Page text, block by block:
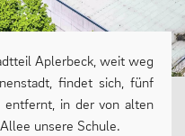
Aplerbeck, weit weg
findet sich, fünf
in der von alten
unsere Schule.